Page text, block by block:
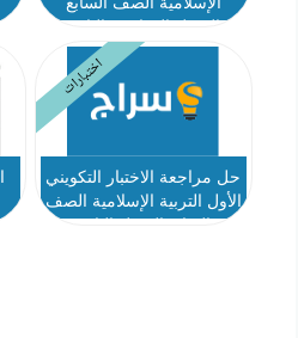
2025-2026
اختبارات
حل مراجعة الاختبار التكويني
الأول التربية الإسلامية الصف